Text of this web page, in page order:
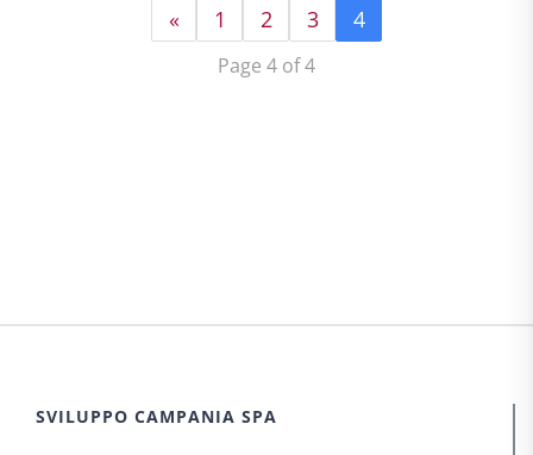
« 1 2 3 4
Page 4 of 4
SVILUPPO CAMPANIA SPA